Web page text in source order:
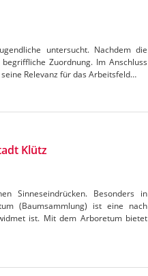
untersucht. Nachdem die
Zuordnung. Im Anschluss
Relevanz für das Arbeitsfeld…
Klütz
Sinneseindrücken. Besonders in
(Baumsammlung) ist eine nach
ist. Mit dem Arboretum bietet